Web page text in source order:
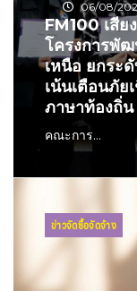
06/08/
FM100 เสีย
โครงการพั
เหนือ ยกระ
เน้นเตือนภัย
ภาษาท้องถิ่น
คณะการ...
ข่าวจัดซื้อจัดจ้าง